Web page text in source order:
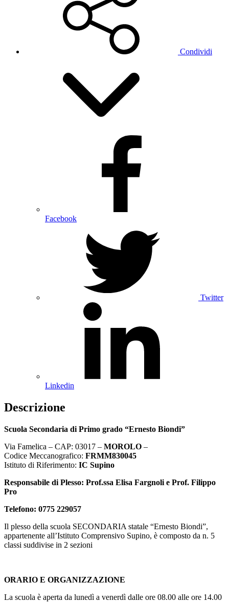
Condividi
Facebook
Twitter
Linkedin
Descrizione
Scuola Secondaria di Primo grado “Ernesto Biondi”
Via Famelica – CAP: 03017 – MOROLO –
Codice Meccanografico: FRMM830045
Istituto di Riferimento: IC Supino
Responsabile di Plesso: Prof.ssa Elisa Fargnoli e Prof. Filippo
Pro
Telefono: 0775 229057
Il plesso della scuola SECONDARIA statale “Ernesto Biondi”,
appartenente all’Istituto Comprensivo Supino, è composto da n. 5
classi suddivise in 2 sezioni
ORARIO E ORGANIZZAZIONE
La scuola è aperta da lunedì a venerdì dalle ore 08.00 alle ore 14.00